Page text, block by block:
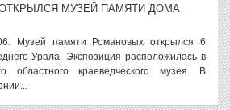
МУЗЕЙ ПАМЯТИ ДОМА
Музей памяти Романовых открылся 6
Урала. Экспозиция расположилась в
областного краеведческого музея. В